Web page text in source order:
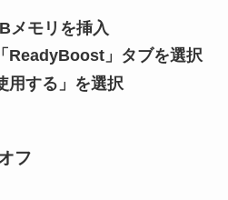
メモリを挿入
ReadyBoost」タブを選択
用する」を選択
フ